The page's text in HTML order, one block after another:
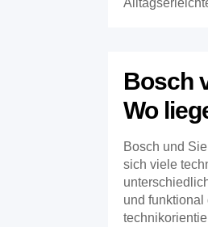
Bosch
Wo
Bosch und
sich viele
und